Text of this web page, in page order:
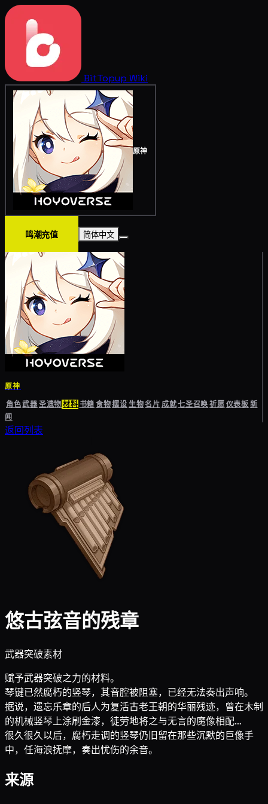
BitTopup Wiki
原神
鸣潮充值 简体中文
原神
角色武器圣遗物材料书籍食物摆设生物名片成就七圣召唤祈愿仪表板新
闻
返回列表
悠古弦音的残章
武器突破素材
赋予武器突破之力的材料。
琴键已然腐朽的竖琴，其音腔被阻塞，已经无法奏出声响。
据说，遗忘乐章的后人为复活古老王朝的华丽残迹，曾在木制
的机械竖琴上涂刷金漆，徒劳地将之与无言的魔像相配…
很久很久以后，腐朽走调的竖琴仍旧留在那些沉默的巨像手
中，任海浪抚摩，奏出忧伤的余音。
来源